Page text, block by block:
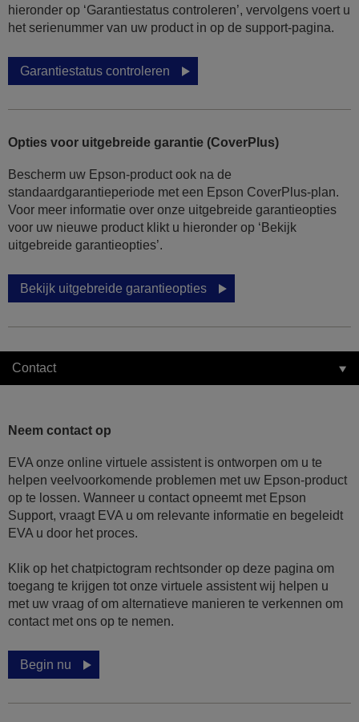
hieronder op ‘Garantiestatus controleren’, vervolgens voert u
het serienummer van uw product in op de support-pagina.
Garantiestatus controleren
Opties voor uitgebreide garantie (CoverPlus)
Bescherm uw Epson-product ook na de
standaardgarantieperiode met een Epson CoverPlus-plan.
Voor meer informatie over onze uitgebreide garantieopties
voor uw nieuwe product klikt u hieronder op ‘Bekijk
uitgebreide garantieopties’.
Bekijk uitgebreide garantieopties
Contact
Neem contact op
EVA onze online virtuele assistent is ontworpen om u te
helpen veelvoorkomende problemen met uw Epson-product
op te lossen. Wanneer u contact opneemt met Epson
Support, vraagt EVA u om relevante informatie en begeleidt
EVA u door het proces.
Klik op het chatpictogram rechtsonder op deze pagina om
toegang te krijgen tot onze virtuele assistent wij helpen u
met uw vraag of om alternatieve manieren te verkennen om
contact met ons op te nemen.
Begin nu